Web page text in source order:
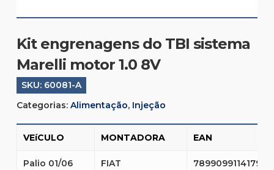
Kit engrenagens do TBI sistema
Marelli motor 1.0 8V
SKU: 60081-A
Categorias: Alimentação, Injeção
VEíCULO MONTADORA EAN
Palio 01/06 FIAT 7899099114179